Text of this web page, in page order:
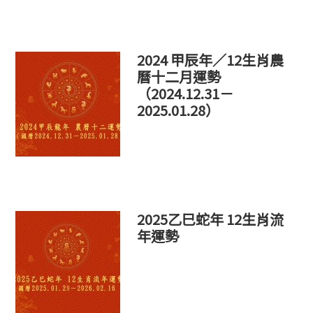
2024 甲辰年／12生肖農
曆十二月運勢
（2024.12.31－
2025.01.28）
2025乙巳蛇年 12生肖流
年運勢